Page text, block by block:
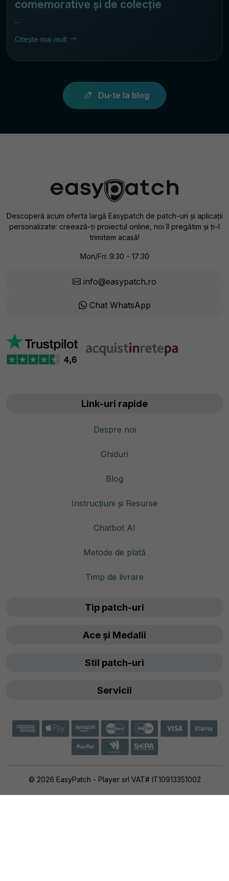
comemorative și de colecție
...
Citește mai mult
Du-te la blog
Descoperă acum oferta largă Easypatch de patch-uri și aplicații
personalizate: creează-ți proiectul online, noi îl pregătim și ți-l
trimitem acasă!
Mon/Fri: 9:30 - 17:30
info@easypatch.ro
Chat WhatsApp
Link-uri rapide
Despre noi
Ghiduri
Blog
Instrucțiuni și Resurse
Chatbot AI
Metode de plată
Timp de livrare
Tip patch-uri
Ace și Medalii
Stil patch-uri
Servicii
© 2026 EasyPatch - Player srl VAT# IT10913351002